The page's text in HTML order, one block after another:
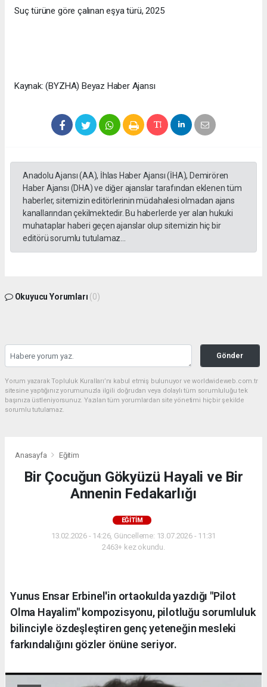
Suç türüne göre çalınan eşya türü, 2025
Kaynak: (BYZHA) Beyaz Haber Ajansı
Anadolu Ajansı (AA), İhlas Haber Ajansı (İHA), Demirören
Haber Ajansı (DHA) ve diğer ajanslar tarafından eklenen tüm
haberler, sitemizin editörlerinin müdahalesi olmadan ajans
kanallarından çekilmektedir. Bu haberlerde yer alan hukuki
muhataplar haberi geçen ajanslar olup sitemizin hiç bir
editörü sorumlu tutulamaz...
Okuyucu Yorumları (0)
Gönder
Yorum yazarak Topluluk Kuralları’nı kabul etmiş bulunuyor ve worldwideweb.com.tr
sitesine yaptığınız yorumunuzla ilgili doğrudan veya dolaylı tüm sorumluluğu tek
başınıza üstleniyorsunuz. Yazılan tüm yorumlardan site yönetimi hiçbir şekilde
sorumlu tutulamaz.
Anasayfa Eğitim
Bir Çocuğun Gökyüzü Hayali ve Bir
Annenin Fedakarlığı
EĞITIM
13.02.2026 - 14:26, Güncelleme: 13.07.2026 - 11:31
2463+ kez okundu.
Yunus Ensar Erbinel'in ortaokulda yazdığı "Pilot
Olma Hayalim" kompozisyonu, pilotluğu sorumluluk
bilinciyle özdeşleştiren genç yeteneğin mesleki
farkındalığını gözler önüne seriyor.